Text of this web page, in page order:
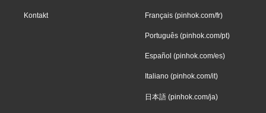
Kontakt Français (pinhok.com/fr)
Português (pinhok.com/pt)
Español (pinhok.com/es)
Italiano (pinhok.com/it)
日本語 (pinhok.com/ja)